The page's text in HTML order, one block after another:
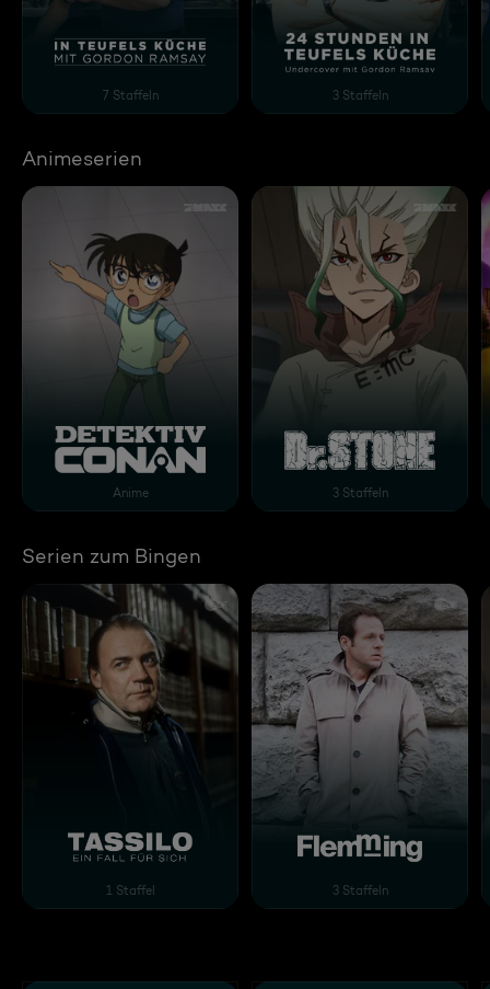
In Teufels Küche mit Gordon Ramsay (US)
7 Staffeln
24 Stunden in Teufels
3 Staffeln
Animeserien
Detektiv Conan
Anime
Dr. Stone
3 Staffeln
Serien zum Bingen
Tassilo - Ein Fall für sich
1 Staffel
Flemming
3 Staffeln